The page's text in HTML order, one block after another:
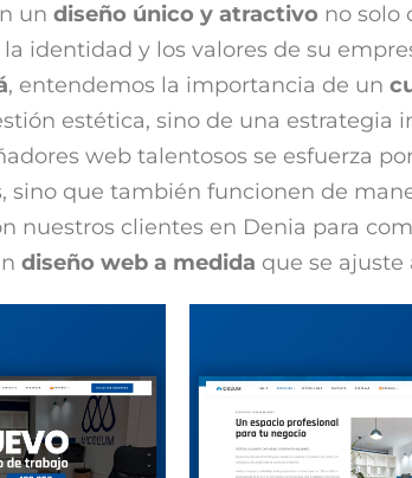
un diseño único y atractivo no solo
identidad y los valores de su
, entendemos la importancia de un
estética, sino de una estrategia
web talentosos se esfuerza
sino que también funcionen de
nuestros clientes en Denia para
diseño web a medida que se ajuste